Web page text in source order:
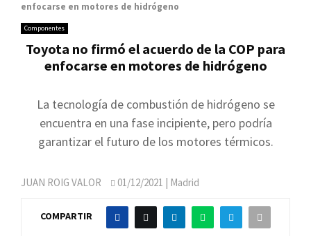
enfocarse en motores de hidrógeno
Componentes
Toyota no firmó el acuerdo de la COP para
enfocarse en motores de hidrógeno
La tecnología de combustión de hidrógeno se
encuentra en una fase incipiente, pero podría
garantizar el futuro de los motores térmicos.
JUAN ROIG VALOR 01/12/2021 | Madrid
COMPARTIR